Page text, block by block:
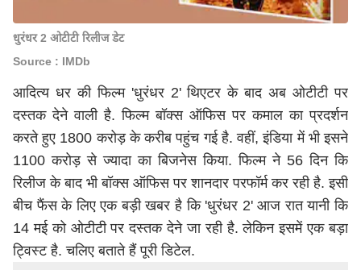
धुरंधर 2 ओटीटी रिलीज डेट
Source : IMDb
आदित्य धर की फिल्म 'धुरंधर 2' थिएटर के बाद अब ओटीटी पर
दस्तक देने वाली है. फिल्म बॉक्स ऑफिस पर कमाल का प्रदर्शन
करते हुए 1800 करोड़ के करीब पहुंच गई है. वहीं, इंडिया में भी इसने
1100 करोड़ से ज्यादा का बिजनेस किया. फिल्म ने 56 दिन कि
रिलीज के बाद भी बॉक्स ऑफिस पर शानदार परफॉर्म कर रही है. इसी
बीच फैंस के लिए एक बड़ी खबर है कि 'धुरंधर 2' आज रात यानी कि
14 मई को ओटीटी पर दस्तक देने जा रही है. लेकिन इसमें एक बड़ा
ट्विस्ट है. चलिए बताते हैं पूरी डिटेल.